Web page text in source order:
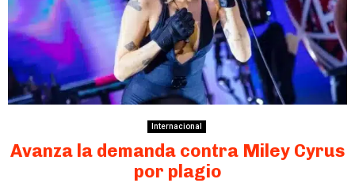
Internacional
Avanza la demanda contra Miley Cyrus
por plagio